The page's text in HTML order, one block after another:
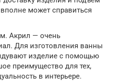
может справиться
Акрил — очень
Для изготовления ванны
изделие с помощью
преимущество для тех,
в интерьере.